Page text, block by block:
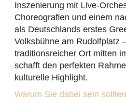
Inszenierung mit Live-
Choreografien und einem
als Deutschlands erstes
Volksbühne am Rudolfplatz
traditionsreicher Ort mitten
schafft den perfekten
kulturelle Highlight.
Warum Sie dabei sein sollten